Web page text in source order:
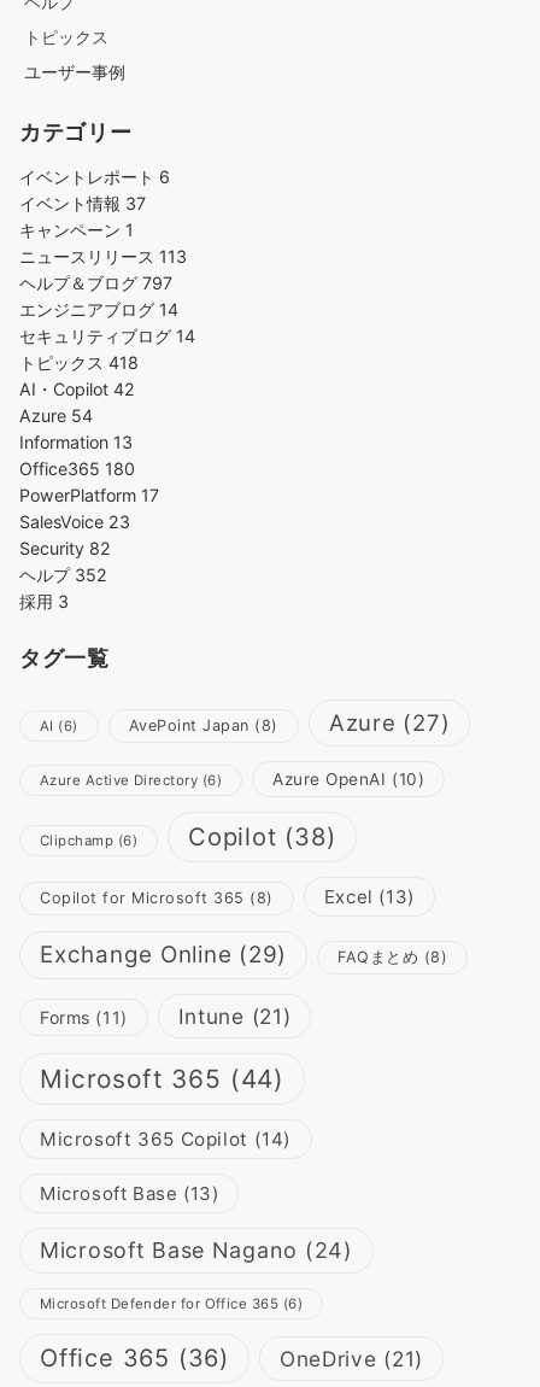
トピックス
ユーザー事例
カテゴリー
イベントレポート 6
イベント情報 37
キャンペーン 1
ニュースリリース 113
ヘルプ＆ブログ 797
エンジニアブログ 14
セキュリティブログ 14
トピックス 418
AI・Copilot 42
Azure 54
Information 13
Office365 180
PowerPlatform 17
SalesVoice 23
Security 82
ヘルプ 352
採用 3
タグ一覧
AI (6) AvePoint Japan (8) Azure (27)
Azure Active Directory (6) Azure OpenAI (10)
Clipchamp (6) Copilot (38)
Copilot for Microsoft 365 (8) Excel (13)
Exchange Online (29) FAQまとめ (8)
Forms (11) Intune (21)
Microsoft 365 (44)
Microsoft 365 Copilot (14)
Microsoft Base (13)
Microsoft Base Nagano (24)
Microsoft Defender for Office 365 (6)
Office 365 (36) OneDrive (21)